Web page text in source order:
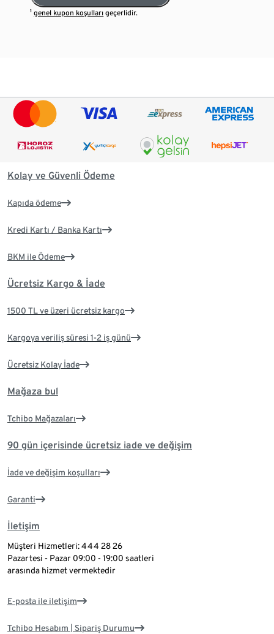
¹genel kupon koşulları geçerlidir.
Kolay ve Güvenli Ödeme
Kapıda ödeme
Kredi Kartı / Banka Kartı
BKM ile Ödeme
Ücretsiz Kargo & İade
1500 TL ve üzeri ücretsiz kargo
Kargoya veriliş süresi 1-2 iş günü
Ücretsiz Kolay İade
Mağaza bul
Tchibo Mağazaları
90 gün içerisinde ücretsiz iade ve değişim
İade ve değişim koşulları
Garanti
İletişim
Müşteri Hizmetleri: 444 28 26
Pazartesi - Pazar 09:00 - 19:00 saatleri
arasında hizmet vermektedir
E-posta ile iletişim
Tchibo Hesabım | Sipariş Durumu